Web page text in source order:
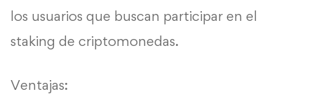
los usuarios que buscan participar en el
staking de criptomonedas.
Ventajas: